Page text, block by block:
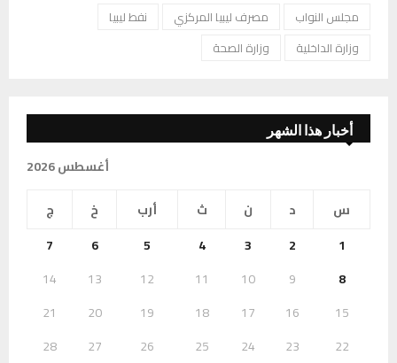
مجلس النواب
مصرف ليبيا المركزي
نفط ليبيا
وزارة الداخلية
وزارة الصحة
أخبار هذا الشهر
أغسطس 2026
س
د ن ث أرب خ
ج
1
2
3
4
5
6
7
8
9
10
11
12
13
14
15
16
17
18
19
20
21
22
23
24
25
26
27
28